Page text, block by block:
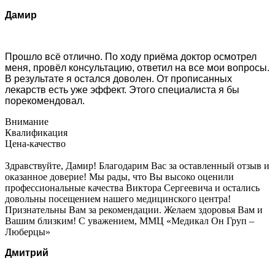
Дамир
Прошло всё отлично. По ходу приёма доктор осмотрел
меня, провёл консультацию, ответил на все мои вопросы.
В результате я остался доволен. От прописанных
лекарств есть уже эффект. Этого специалиста я бы
порекомендовал.
Внимание
Квалификация
Цена-качество
Здравствуйте, Дамир! Благодарим Вас за оставленный отзыв и
оказанное доверие! Мы рады, что Вы высоко оценили
профессиональные качества Виктора Сергеевича и остались
довольны посещением нашего медицинского центра!
Признательны Вам за рекомендации. Желаем здоровья Вам и
Вашим близким! С уважением, ММЦ «Медикал Он Груп –
Люберцы»
Дмитрий